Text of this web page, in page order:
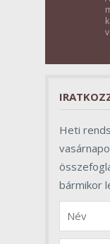
Heti
bármikor